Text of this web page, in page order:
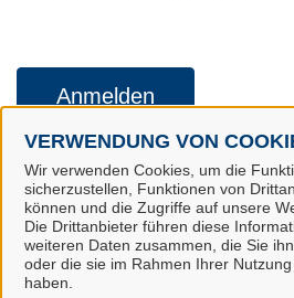
VERWENDUNG VON
Wir verwenden Cookies, um die
sicherzustellen, Funktionen von
können und die Zugriffe auf unsere
Die Drittanbieter führen diese
weiteren Daten zusammen, die Sie
oder die sie im Rahmen Ihrer
haben.
Anmelden
Konto erstellen Kennwort
Landkreis Harburg